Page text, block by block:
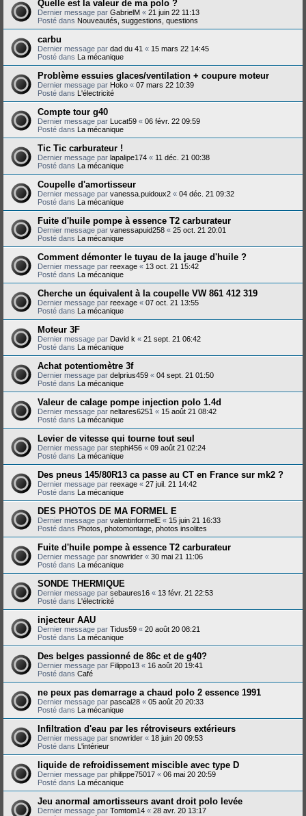
Quelle est la valeur de ma polo ?
Dernier message par GabrielM « 21 juin 22 11:13
Posté dans Nouveautés, suggestions, questions
carbu
Dernier message par dad du 41 « 15 mars 22 14:45
Posté dans La mécanique
Problème essuies glaces/ventilation + coupure moteur
Dernier message par Hoko « 07 mars 22 10:39
Posté dans L'électricité
Compte tour g40
Dernier message par Lucat59 « 06 févr. 22 09:59
Posté dans La mécanique
Tic Tic carburateur !
Dernier message par lapalipe174 « 11 déc. 21 00:38
Posté dans La mécanique
Coupelle d'amortisseur
Dernier message par vanessa.puidoux2 « 04 déc. 21 09:32
Posté dans La mécanique
Fuite d'huile pompe à essence T2 carburateur
Dernier message par vanessapuid258 « 25 oct. 21 20:01
Posté dans La mécanique
Comment démonter le tuyau de la jauge d'huile ?
Dernier message par reexage « 13 oct. 21 15:42
Posté dans La mécanique
Cherche un équivalent à la coupelle VW 861 412 319
Dernier message par reexage « 07 oct. 21 13:55
Posté dans La mécanique
Moteur 3F
Dernier message par David k « 21 sept. 21 06:42
Posté dans La mécanique
Achat potentiomètre 3f
Dernier message par delprius459 « 04 sept. 21 01:50
Posté dans La mécanique
Valeur de calage pompe injection polo 1.4d
Dernier message par neltares6251 « 15 août 21 08:42
Posté dans La mécanique
Levier de vitesse qui tourne tout seul
Dernier message par stephi456 « 09 août 21 02:24
Posté dans La mécanique
Des pneus 145/80R13 ca passe au CT en France sur mk2 ?
Dernier message par reexage « 27 juil. 21 14:42
Posté dans La mécanique
DES PHOTOS DE MA FORMEL E
Dernier message par valentinformelE « 15 juin 21 16:33
Posté dans Photos, photomontage, photos insolites
Fuite d'huile pompe à essence T2 carburateur
Dernier message par snowrider « 30 mai 21 11:06
Posté dans La mécanique
SONDE THERMIQUE
Dernier message par sebaures16 « 13 févr. 21 22:53
Posté dans L'électricité
injecteur AAU
Dernier message par Tidus59 « 20 août 20 08:21
Posté dans La mécanique
Des belges passionné de 86c et de g40?
Dernier message par Filippo13 « 16 août 20 19:41
Posté dans Café
ne peux pas demarrage a chaud polo 2 essence 1991
Dernier message par pascal28 « 05 août 20 20:33
Posté dans La mécanique
Infiltration d'eau par les rétroviseurs extérieurs
Dernier message par snowrider « 18 juin 20 09:53
Posté dans L'intérieur
liquide de refroidissement miscible avec type D
Dernier message par philippe75017 « 06 mai 20 20:59
Posté dans La mécanique
Jeu anormal amortisseurs avant droit polo levée
Dernier message par Tomtom14 « 28 avr. 20 13:17